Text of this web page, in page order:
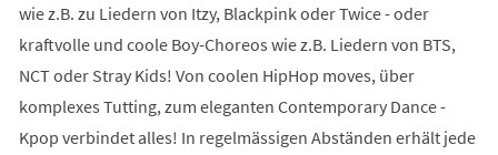
wie z.B. zu Liedern von Itzy, Blackpink oder Twice - oder
kraftvolle und coole Boy-Choreos wie z.B. Liedern von BTS,
NCT oder Stray Kids! Von coolen HipHop moves, über
komplexes Tutting, zum eleganten Contemporary Dance -
Kpop verbindet alles! In regelmässigen Abständen erhält jede